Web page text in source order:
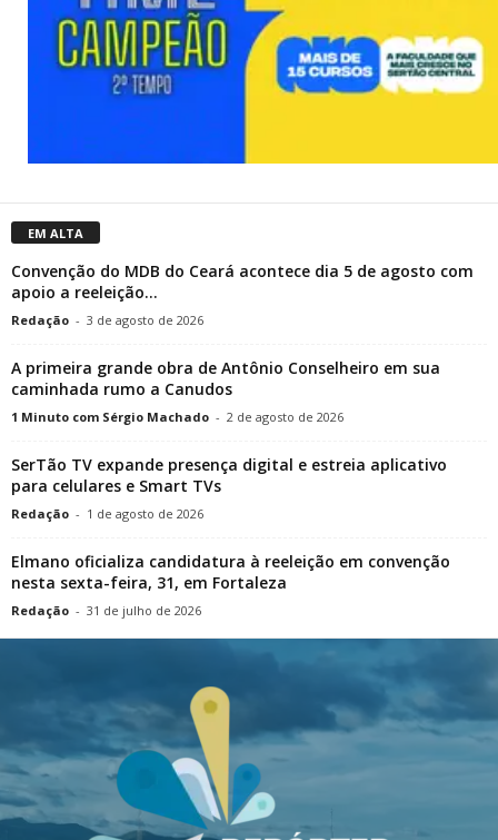
EM ALTA
Convenção do MDB do Ceará acontece dia 5 de agosto com
apoio a reeleição...
Redação - 3 de agosto de 2026
A primeira grande obra de Antônio Conselheiro em sua
caminhada rumo a Canudos
1 Minuto com Sérgio Machado - 2 de agosto de 2026
SerTão TV expande presença digital e estreia aplicativo
para celulares e Smart TVs
Redação - 1 de agosto de 2026
Elmano oficializa candidatura à reeleição em convenção
nesta sexta-feira, 31, em Fortaleza
Redação - 31 de julho de 2026